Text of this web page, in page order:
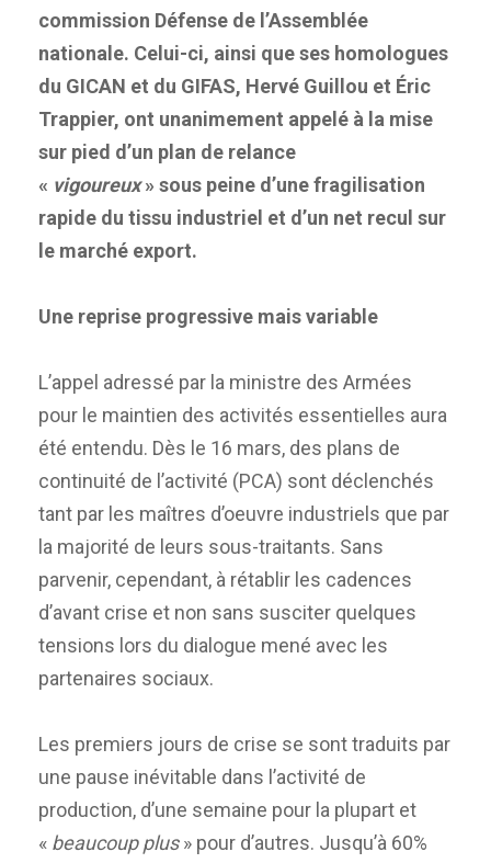
commission Défense de l’Assemblée
nationale. Celui-ci, ainsi que ses homologues
du GICAN et du GIFAS, Hervé Guillou et Éric
Trappier, ont unanimement appelé à la mise
sur pied d’un plan de relance
« vigoureux» sous peine d’une fragilisation
rapide du tissu industriel et d’un net recul sur
le marché export.
Une reprise progressive mais variable
L’appel adressé par la ministre des Armées
pour le maintien des activités essentielles aura
été entendu. Dès le 16 mars, des plans de
continuité de l’activité (PCA) sont déclenchés
tant par les maîtres d’oeuvre industriels que par
la majorité de leurs sous-traitants. Sans
parvenir, cependant, à rétablir les cadences
d’avant crise et non sans susciter quelques
tensions lors du dialogue mené avec les
partenaires sociaux.
Les premiers jours de crise se sont traduits par
une pause inévitable dans l’activité de
production, d’une semaine pour la plupart et
« beaucoup plus» pour d’autres. Jusqu’à 60%